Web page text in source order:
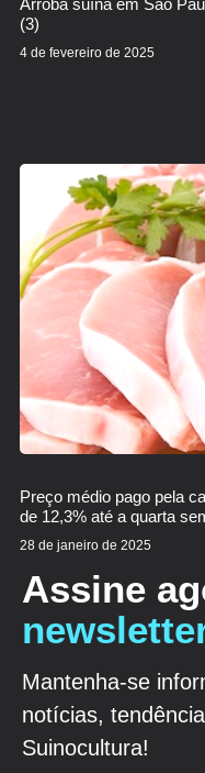
Arroba suína em São
(3)
4 de fevereiro de 2025
Preço médio pago pela
de 12,3% até a quarta
28 de janeiro de 2025
Assine
Mantenha-se
notícias,
Suinocultura!